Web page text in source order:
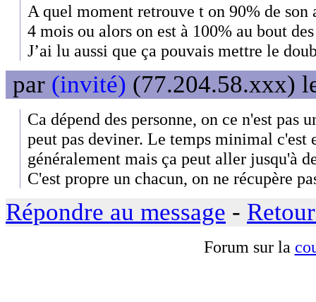
A quel moment retrouve t on 90% de
4 mois ou alors on est à 100% au bout
J’ai lu aussi que ça pouvais mettre le
par (invité) (77.204.58.xxx)
Ca dépend des personne, on ce n'est pas
peut pas deviner. Le temps minimal c'est
généralement mais ça peut aller jusqu'à
C'est propre un chacun, on ne récupère
Répondre au message -
Forum sur la